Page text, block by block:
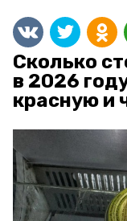
Сколько
в 2026
красную и